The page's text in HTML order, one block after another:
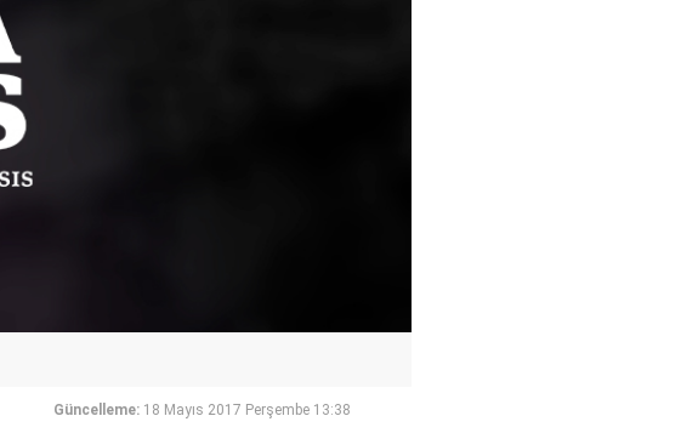
Güncelleme: 18 Mayıs 2017 Perşembe 13:38